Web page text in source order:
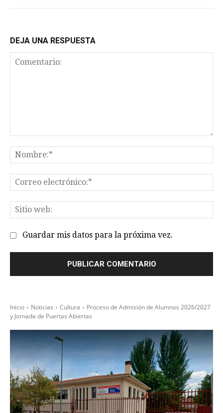
DEJA UNA RESPUESTA
Guardar mis datos para la próxima vez.